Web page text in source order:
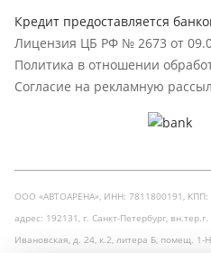
Кредит предоставляется
Лицензия ЦБ РФ № 2673 от
Политика в отношении
Согласие на рекламную
ООО «АВТОАРЕНА», ИНН: 7811800191,
адрес: 192131, г. Санкт-Петербург,
Ивановская, д. 24, к.2, литера Б, помещ. 1-